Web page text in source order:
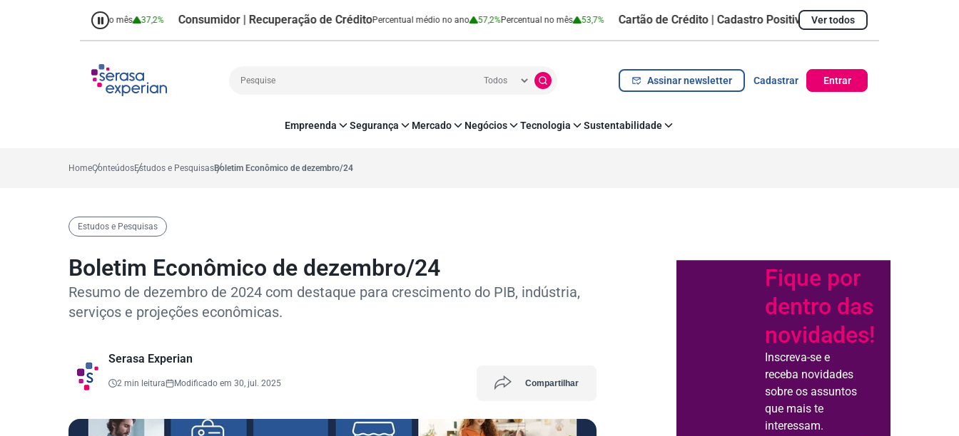
Percentual no mês 37,2% Consumidor | Recuperação de Crédito Percentual médio no ano 57,2%Percentual no mês 53,7% Cartão de Crédito | Cadastro PositivoTicket Médio R$ 1.428,09
Ver todos
Assinar newsletter Cadastrar Entrar
Empreenda
Crédito
Marketing
Segurança
Proteção de Dados
Mercado Negócios Tecnologia Sustentabilidade
HomeConteúdosEstudos e PesquisasBoletim Econômico de dezembro/24
Estudos e Pesquisas
Boletim Econômico de dezembro/24
Resumo de dezembro de 2024 com destaque para crescimento do PIB, indústria,
serviços e projeções econômicas.
Serasa Experian
2 min leitura Modificado em 30, jul. 2025 Compartilhar
Fique por
dentro das
novidades!
Inscreva-se e
receba novidades
sobre os assuntos
que mais te
interessam.